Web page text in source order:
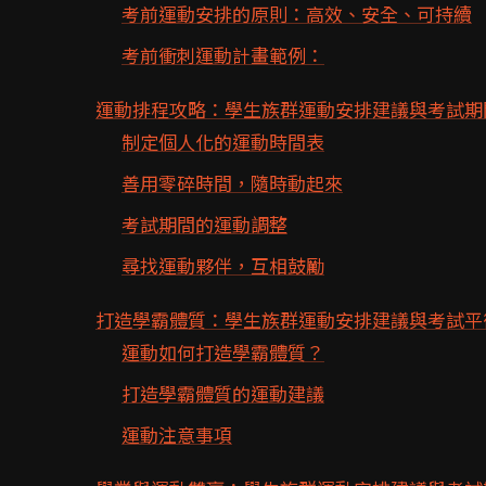
考前運動安排的原則：高效、安全、可持續
考前衝刺運動計畫範例：
運動排程攻略：學生族群運動安排建議與考試
制定個人化的運動時間表
善用零碎時間，隨時動起來
考試期間的運動調整
尋找運動夥伴，互相鼓勵
打造學霸體質：學生族群運動安排建議與考試
運動如何打造學霸體質？
打造學霸體質的運動建議
運動注意事項